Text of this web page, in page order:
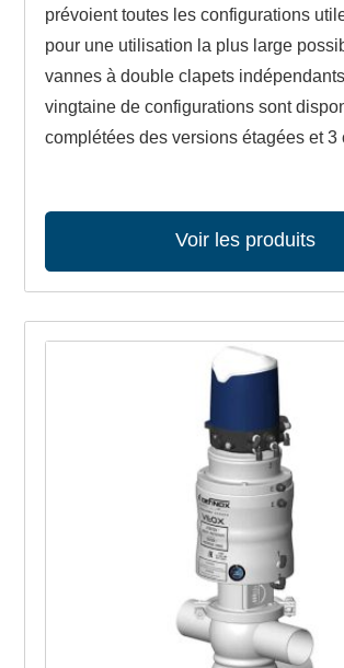
prévoient toutes les configurations
pour une utilisation la plus large
vannes à double clapets
vingtaine de configurations sont
complétées des versions étagées et 3
Voir les produits